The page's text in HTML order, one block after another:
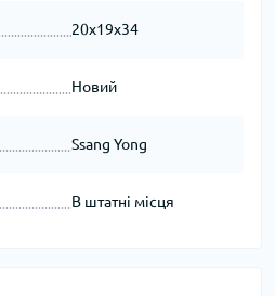
20x19x34
Новий
Ssang Yong
В штатні місця